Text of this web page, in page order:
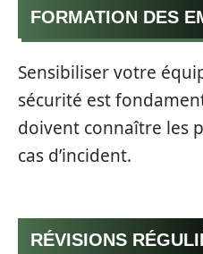
FORMATION DES
Sensibiliser votre
sécurité est
doivent connaître les
cas d’incident.
RÉVISIONS